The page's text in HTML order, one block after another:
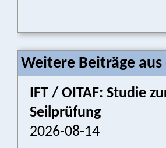
Weitere Beiträge
IFT / OITAF: Studie
Seilprüfung
2026-08-14